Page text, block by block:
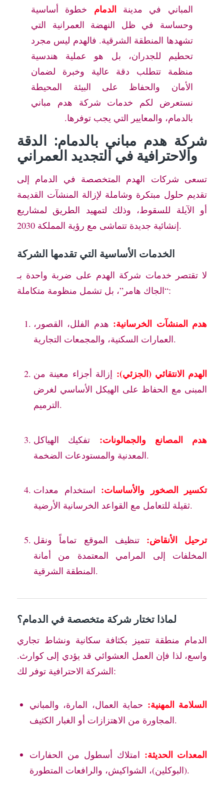
المباني في مدينة الدمام خطوة أساسية
وحساسة في ظل النهضة العمرانية التي
تشهدها المنطقة الشرقية. فالهدم ليس مجرد
تحطيم للجدران، بل هو عملية هندسية
منظمة تتطلب دقة عالية وخبرة لضمان
الأمان والحفاظ على البيئة المحيطة
نستعرض لكم خدمات شركة هدم مباني
بالدمام، والمعايير التي يجب توفرها.
شركة هدم مباني بالدمام: الدقة
والاحترافية في التجديد العمراني
تسعى شركات الهدم المتخصصة في الدمام إلى
تقديم حلول مبتكرة وشاملة لإزالة المنشآت القديمة
أو الآيلة للسقوط، وذلك لتمهيد الطريق لمشاريع
إنشائية جديدة تتماشى مع رؤية المملكة 2030.
الخدمات الأساسية التي تقدمها الشركة
لا تقتصر خدمات شركة الهدم على ضربة واحدة بـ
“الجاك هامر”، بل تشمل منظومة متكاملة:
هدم المنشآت الخرسانية: هدم الفلل، القصور،
العمارات السكنية، والمجمعات التجارية.
الهدم الانتقائي (الجزئي): إزالة أجزاء معينة من
المبنى مع الحفاظ على الهيكل الأساسي لغرض
الترميم.
هدم المصانع والجمالونات: تفكيك الهياكل
المعدنية والمستودعات الضخمة.
تكسير الصخور والأساسات: استخدام معدات
ثقيلة للتعامل مع القواعد الخرسانية الأرضية.
ترحيل الأنقاض: تنظيف الموقع تماماً ونقل
المخلفات إلى المرامي المعتمدة من أمانة
المنطقة الشرقية.
لماذا تختار شركة متخصصة في الدمام؟
الدمام منطقة تتميز بكثافة سكانية ونشاط تجاري
واسع، لذا فإن العمل العشوائي قد يؤدي إلى كوارث.
الشركة الاحترافية توفر لك:
السلامة المهنية: حماية العمال، المارة، والمباني
المجاورة من الاهتزازات أو الغبار الكثيف.
المعدات الحديثة: امتلاك أسطول من الحفارات
(البوكلين)، الشواكيش، والرافعات المتطورة.